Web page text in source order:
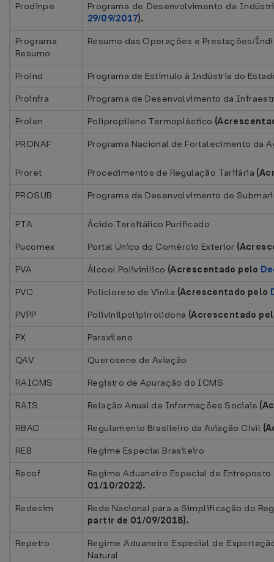
Prodinpe
Programa de Desenvolvimento da
29/09/2017).
Programa
Resumo
Resumo das Operações e Prestações/
Proind
Programa de Estímulo à Indústria do
Proinfra
Programa de Desenvolvimento da
Prolen
Polipropileno Termoplástico
PRONAF
Programa Nacional de Fortalecimento da
Proret Procedimentos de Regulação Tarifária
PROSUB
Programa de Desenvolvimento de
PTA
Ácido Tereftálico Purificado
Pucomex
Portal Único do Comércio Exterior
PVA
Álcool Polivinílico (Acrescentado pelo
PVC
Policloreto de Vinila (Acrescentado pelo
PVPP
Polivinilpolipirrolidona (Acrescentado
PX
Paraxileno
QAV
Querosene de Aviação
RAICMS
Registro de Apuração do ICMS
RAIS
Relação Anual de Informações Sociais
RBAC
Regulamento Brasileiro da Aviação Civil
REB
Regime Especial Brasileiro
Recof
Regime Aduaneiro Especial de
01/10/2022).
Redesim
Rede Nacional para a Simplificação do
partir de 01/09/2018).
Repetro
Regime Aduaneiro Especial de
Natural